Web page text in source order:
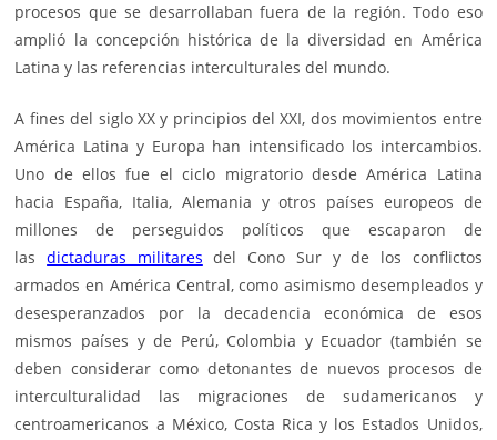
procesos que se desarrollaban fuera de la región. Todo eso
amplió la concepción histórica de la diversidad en América
Latina y las referencias interculturales del mundo.
A fines del siglo XX y principios del XXI, dos movimientos entre
América Latina y Europa han intensificado los intercambios.
Uno de ellos fue el ciclo migratorio desde América Latina
hacia España, Italia, Alemania y otros países europeos de
millones de perseguidos políticos que escaparon de
lasdictaduras militares del Cono Sur y de los conflictos
armados en América Central, como asimismo desempleados y
desesperanzados por la decadencia económica de esos
mismos países y de Perú, Colombia y Ecuador (también se
deben considerar como detonantes de nuevos procesos de
interculturalidad las migraciones de sudamericanos y
centroamericanos a México, Costa Rica y los Estados Unidos,